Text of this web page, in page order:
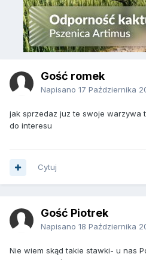
Gość romek
Napisano 17 Października
jak sprzedaz juz te swoje warzywa
do interesu
Cytuj
Gość Piotrek
Napisano 18 Października
Nie wiem skąd takie stawki- u nas